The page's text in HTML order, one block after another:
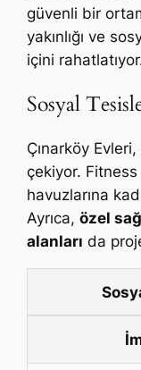
güvenli bir
yakınlığı ve
içini
Sosyal
Çınarköy
çekiyor.
havuzlarına
Ayrıca,özel
alanları da